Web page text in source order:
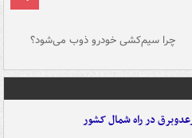
چرا سیم‌کشی خودرو ذوب می‌شود؟
در راه شمال کشور